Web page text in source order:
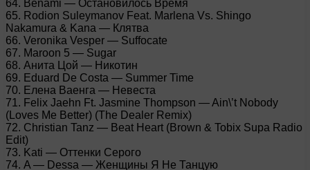
64. Benami — Остановилось Время
65. Rodion Suleymanov Feat. Marlena Vs. Shingo
Nakamura & Kana — Клятва
66. Veronika Vesper — Suffocate
67. Maroon 5 — Sugar
68. Анита Цой — Никотин
69. Eduard De Costa — Summer Time
70. Елена Ваенга — Невеста
71. Felix Jaehn Ft. Jasmine Thompson — Ain\’t Nobody
(Loves Me Better) (The Dealer Remix)
72. Christian Tanz — Beat Heart (Brown & Tobix Supa Radio
Edit)
73. Kati — Оттенки Серого
74. A — Dessa — Женщины Я Не Танцую